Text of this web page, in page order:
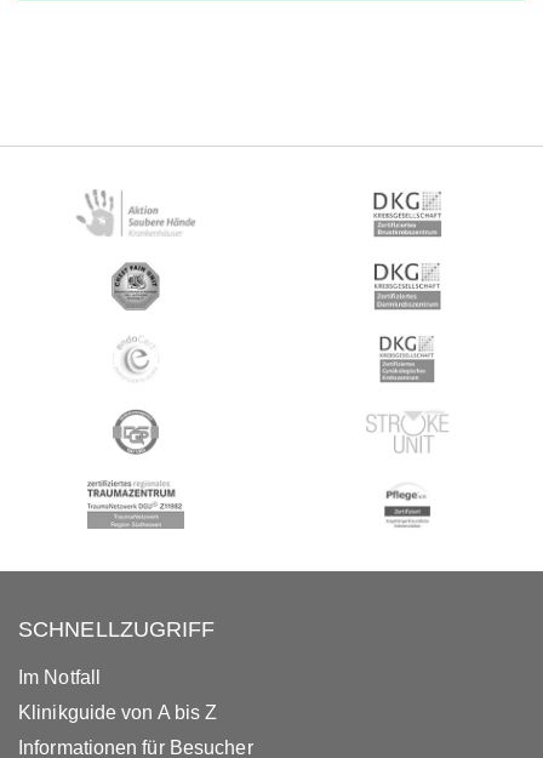
SCHNELLZUGRIFF
Im Notfall
Klinikguide von A bis Z
Informationen für Besucher